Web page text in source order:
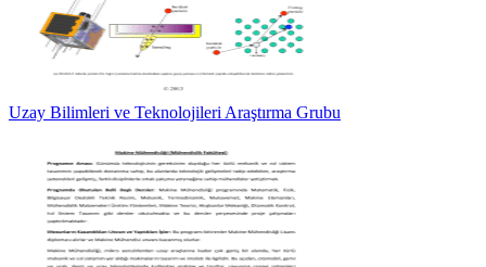
Uzay Bilimleri ve Teknolojileri Araştırma Grubu